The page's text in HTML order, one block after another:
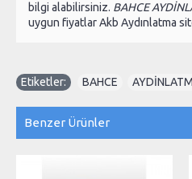
bilgi alabilirsiniz. BAHCE
uygun fiyatlar Akb Aydınlatma
Etiketler: BAHCE
Benzer Ürünler